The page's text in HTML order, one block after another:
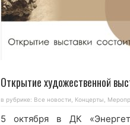
Открытие художественной
в рубрике: Все новости Концерты
5 октября в ДК